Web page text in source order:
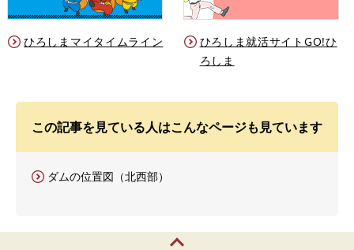
ひろしまマイタイムライン
ひろしま就活サイトGO!ひ
ろしま
この記事を見ている人はこんなページも見ています
ダムの位置図（北西部）